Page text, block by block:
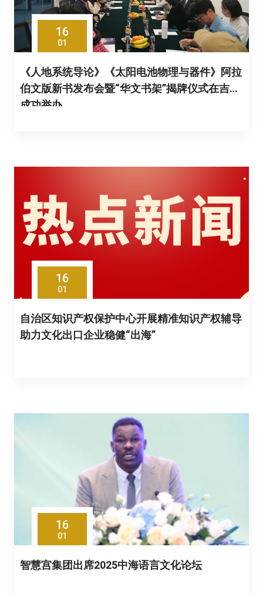
16
01
《人地系统导论》《太阳电池物理与器件》阿拉
伯文版新书发布会暨“华文书架”揭牌仪式在吉达
成功举办
16
01
自治区知识产权保护中心开展精准知识产权辅导
助力文化出口企业稳健“出海”
16
01
智慧宫集团出席2025中海语言文化论坛